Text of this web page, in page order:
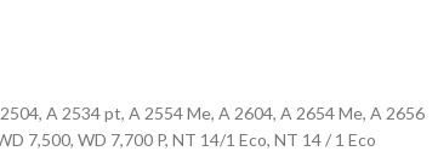
A 2534 pt, A 2554 Me, A 2604, A 2654 Me, A 2656
7,500, WD 7,700 P, NT 14/1 Eco, NT 14 / 1 Eco